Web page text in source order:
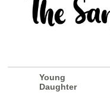
Young
Daughter